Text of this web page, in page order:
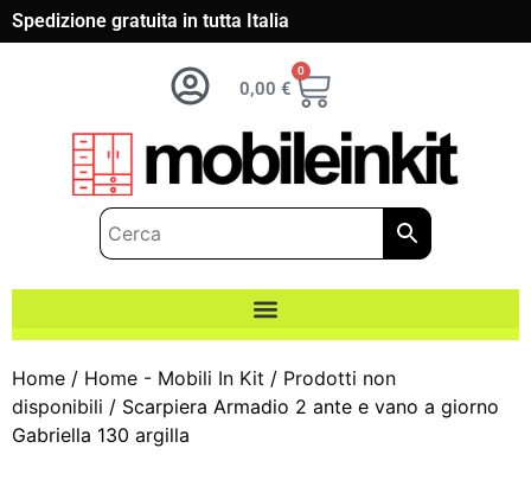
Spedizione gratuita in tutta Italia
0,00 €
0
Home / Home - Mobili In Kit / Prodotti non
disponibili / Scarpiera Armadio 2 ante e vano a giorno
Gabriella 130 argilla